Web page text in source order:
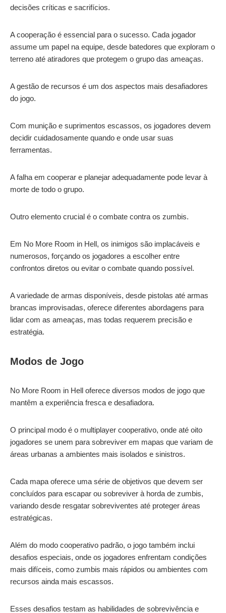
decisões críticas e sacrifícios.
A cooperação é essencial para o sucesso. Cada jogador
assume um papel na equipe, desde batedores que exploram o
terreno até atiradores que protegem o grupo das ameaças.
A gestão de recursos é um dos aspectos mais desafiadores
do jogo.
Com munição e suprimentos escassos, os jogadores devem
decidir cuidadosamente quando e onde usar suas
ferramentas.
A falha em cooperar e planejar adequadamente pode levar à
morte de todo o grupo.
Outro elemento crucial é o combate contra os zumbis.
Em No More Room in Hell, os inimigos são implacáveis e
numerosos, forçando os jogadores a escolher entre
confrontos diretos ou evitar o combate quando possível.
A variedade de armas disponíveis, desde pistolas até armas
brancas improvisadas, oferece diferentes abordagens para
lidar com as ameaças, mas todas requerem precisão e
estratégia.
Modos de Jogo
No More Room in Hell oferece diversos modos de jogo que
mantêm a experiência fresca e desafiadora.
O principal modo é o multiplayer cooperativo, onde até oito
jogadores se unem para sobreviver em mapas que variam de
áreas urbanas a ambientes mais isolados e sinistros.
Cada mapa oferece uma série de objetivos que devem ser
concluídos para escapar ou sobreviver à horda de zumbis,
variando desde resgatar sobreviventes até proteger áreas
estratégicas.
Além do modo cooperativo padrão, o jogo também inclui
desafios especiais, onde os jogadores enfrentam condições
mais difíceis, como zumbis mais rápidos ou ambientes com
recursos ainda mais escassos.
Esses desafios testam as habilidades de sobrevivência e